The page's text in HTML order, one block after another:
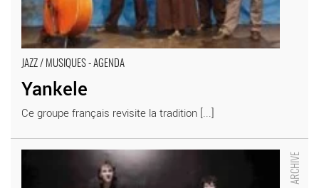
JAZZ / MUSIQUES - AGENDA
Yankele
Ce groupe français revisite la tradition [...]